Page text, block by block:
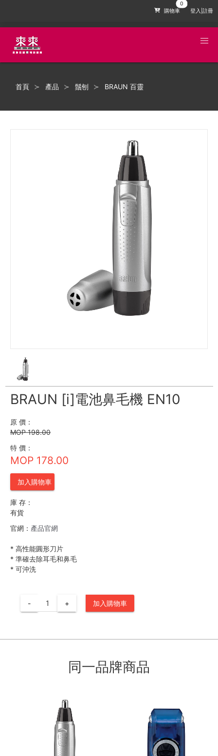
購物車 登入|註冊
首頁 產品 鬚刨 BRAUN 百靈
BRAUN [i]電池鼻毛機 EN10
原 價：
MOP 198.00
特 價：
MOP 178.00
加入購物車
庫 存：
有貨
官網： 產品官網
* 高性能圓形刀片
* 準確去除耳毛和鼻毛
* 可沖洗
- + 加入購物車
同一品牌商品